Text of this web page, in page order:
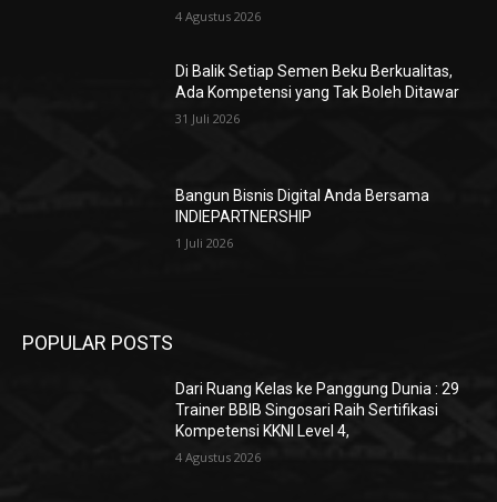
4 Agustus 2026
Di Balik Setiap Semen Beku Berkualitas,
Ada Kompetensi yang Tak Boleh Ditawar
31 Juli 2026
Bangun Bisnis Digital Anda Bersama
INDIEPARTNERSHIP
1 Juli 2026
POPULAR POSTS
Dari Ruang Kelas ke Panggung Dunia : 29
Trainer BBIB Singosari Raih Sertifikasi
Kompetensi KKNI Level 4,
4 Agustus 2026